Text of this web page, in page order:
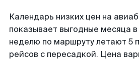
Календарь низких цен на
показывает выгодные месяца
неделю по маршруту летают 5
рейсов с пересадкой. Цена